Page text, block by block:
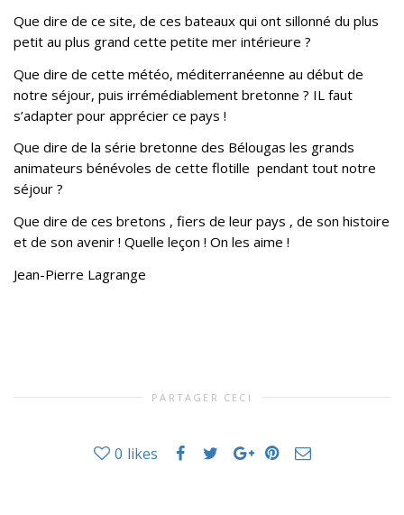
Que dire de ce site, de ces bateaux qui ont sillonné du plus
petit au plus grand cette petite mer intérieure ?
Que dire de cette météo, méditerranéenne au début de
notre séjour, puis irrémédiablement bretonne ? IL faut
s’adapter pour apprécier ce pays !
Que dire de la série bretonne des Bélougas les grands
animateurs bénévoles de cette flotille pendant tout notre
séjour ?
Que dire de ces bretons , fiers de leur pays , de son histoire
et de son avenir ! Quelle leçon ! On les aime !
Jean-Pierre Lagrange
PARTAGER CECI
0 likes